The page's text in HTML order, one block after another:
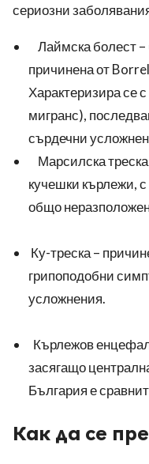
сериозни
Лаймска болест
причинена от
Характеризира се
мигранс),
сърдечни
Марсилска
кучешки кърлежи,
общо
Ку-треска –
грипоподобни
усложнения.
Кърлежов
засягащо
България е
Как да се